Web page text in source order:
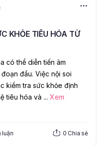
KHỎE TIÊU HÓA TỪ
có thể diễn tiến âm
đầu. Việc nội soi
kiểm tra sức khỏe định
tiêu hóa và ... Xem
luận 0 Chia sẻ